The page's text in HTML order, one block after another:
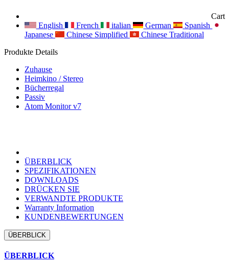
Cart
English
French italian German
Spanish
Japanese
Chinese Simplified
Chinese Traditional
Produkte Details
Zuhause
Heimkino / Stereo
Bücherregal
Passiv
Atom Monitor v7
ÜBERBLICK
SPEZIFIKATIONEN
DOWNLOADS
DRÜCKEN SIE
VERWANDTE PRODUKTE
Warranty Information
KUNDENBEWERTUNGEN
ÜBERBLICK
ÜBERBLICK